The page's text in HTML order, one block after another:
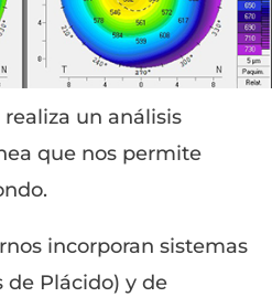
un análisis
que nos permite
incorporan sistemas
de Plácido) y de